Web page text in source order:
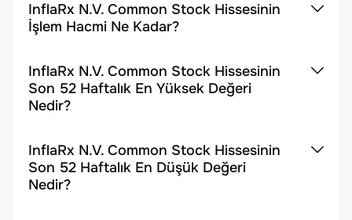
InflaRx N.V. Common Stock Hissesinin
İşlem Hacmi Ne Kadar?
InflaRx N.V. Common Stock Hissesinin
Son 52 Haftalık En Yüksek Değeri
Nedir?
InflaRx N.V. Common Stock Hissesinin
Son 52 Haftalık En Düşük Değeri
Nedir?